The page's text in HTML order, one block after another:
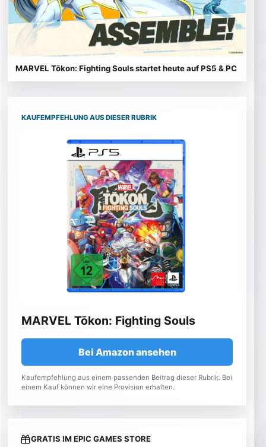
MARVEL Tōkon: Fighting Souls startet heute auf PS5 & PC
KAUFEMPFEHLUNG AUS DIESER RUBRIK
MARVEL Tōkon: Fighting Souls
Bei Amazon ansehen
Kaufempfehlung aus einem passenden Beitrag dieser Rubrik. Bei
einem Kauf können wir eine Provision erhalten.
GRATIS IM EPIC GAMES STORE